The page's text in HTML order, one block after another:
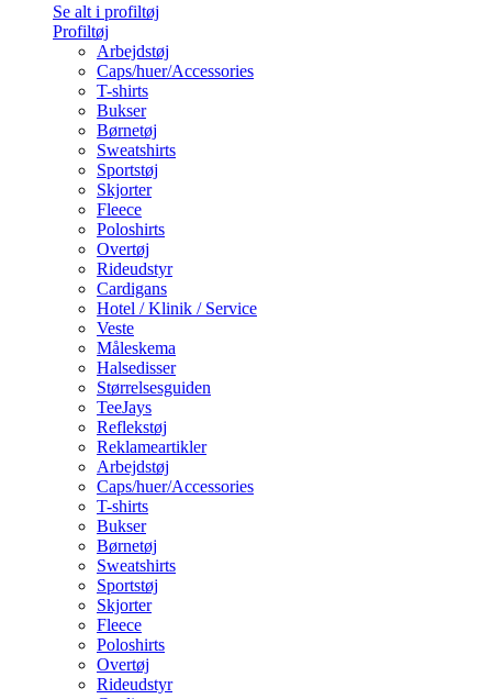
Se alt i profiltøj
Profiltøj
Arbejdstøj
Caps/huer/Accessories
T-shirts
Bukser
Børnetøj
Sweatshirts
Sportstøj
Skjorter
Fleece
Poloshirts
Overtøj
Rideudstyr
Cardigans
Hotel / Klinik / Service
Veste
Måleskema
Halsedisser
Størrelsesguiden
TeeJays
Reflekstøj
Reklameartikler
Arbejdstøj
Caps/huer/Accessories
T-shirts
Bukser
Børnetøj
Sweatshirts
Sportstøj
Skjorter
Fleece
Poloshirts
Overtøj
Rideudstyr